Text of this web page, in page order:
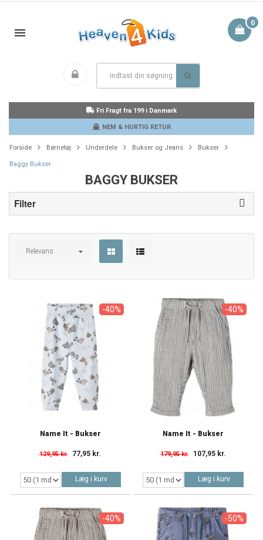
0
Fri Fragt fra 199 i Danmark
NEM & HURTIG RETUR
Forside Børnetøj Underdele Bukser og Jeans Bukser
Baggy Bukser
BAGGY BUKSER
Filter
Relevans
-40%
Name It - Bukser
129,95 kr. 77,95 kr.
Læg i kurv
-40%
Name It - Bukser
179,95 kr. 107,95 kr.
Læg i kurv
-40% -50%